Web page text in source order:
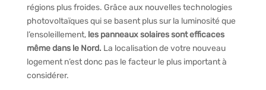
régions plus froides. Grâce aux nouvelles technologies
photovoltaïques qui se basent plus sur la luminosité que
l’ensoleillement,les panneaux solaires sont efficaces
même dans le Nord. La localisation de votre nouveau
logement n’est donc pas le facteur le plus important à
considérer.